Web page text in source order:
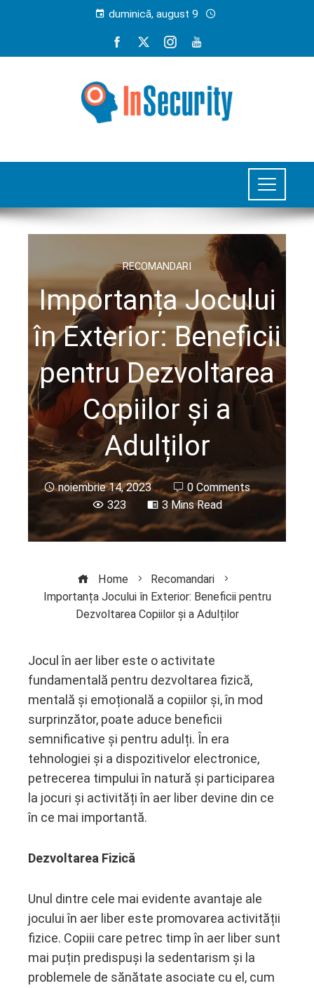
duminică, august 9
RECOMANDARI
Importanța Jocului
în Exterior: Beneficii
pentru Dezvoltarea
Copiilor și a
Adulților
noiembrie 14, 2023
0 Comments
323
3 Mins Read
Home
Recomandari
Importanța Jocului în Exterior: Beneficii pentru
Dezvoltarea Copiilor și a Adulților
Jocul în aer liber este o activitate
fundamentală pentru dezvoltarea fizică,
mentală și emoțională a copiilor și, în mod
surprinzător, poate aduce beneficii
semnificative și pentru adulți. În era
tehnologiei și a dispozitivelor electronice,
petrecerea timpului în natură și participarea
la jocuri și activități în aer liber devine din ce
în ce mai importantă.
Dezvoltarea Fizică
Unul dintre cele mai evidente avantaje ale
jocului în aer liber este promovarea activității
fizice. Copiii care petrec timp în aer liber sunt
mai puțin predispuși la sedentarism și la
problemele de sănătate asociate cu el, cum